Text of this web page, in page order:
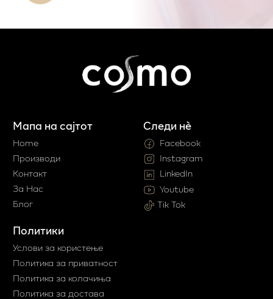
Мапа на сајтот
Home
Производи
Контакт
За Нас
Блог
Политики
Услови за користење
Политика за приватност
Политика за колачиња
Политика за достава
Следи нè
Facebook
Instagram
LinkedIn
Youtube
Tik Tok